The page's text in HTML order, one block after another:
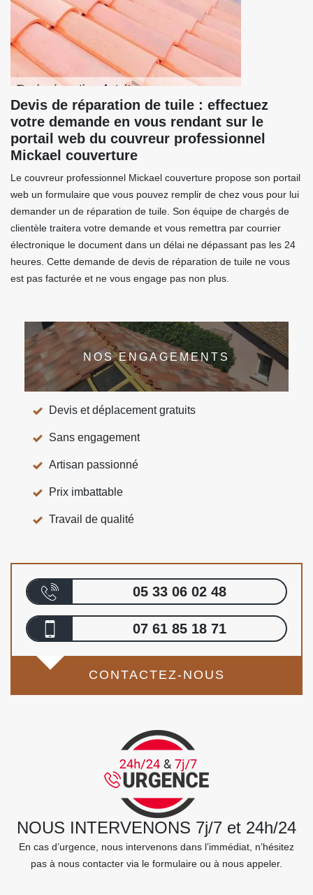
Devis de réparation de tuile : effectuez
votre demande en vous rendant sur le
portail web du couvreur professionnel
Mickael couverture
Le couvreur professionnel Mickael couverture propose son portail
web un formulaire que vous pouvez remplir de chez vous pour lui
demander un de réparation de tuile. Son équipe de chargés de
clientèle traitera votre demande et vous remettra par courrier
électronique le document dans un délai ne dépassant pas les 24
heures. Cette demande de devis de réparation de tuile ne vous
est pas facturée et ne vous engage pas non plus.
NOS ENGAGEMENTS
Devis et déplacement gratuits
Sans engagement
Artisan passionné
Prix imbattable
Travail de qualité
05 33 06 02 48
07 61 85 18 71
CONTACTEZ-NOUS
NOUS INTERVENONS 7j/7 et 24h/24
En cas d’urgence, nous intervenons dans l’immédiat, n’hésitez
pas à nous contacter via le formulaire ou à nous appeler.